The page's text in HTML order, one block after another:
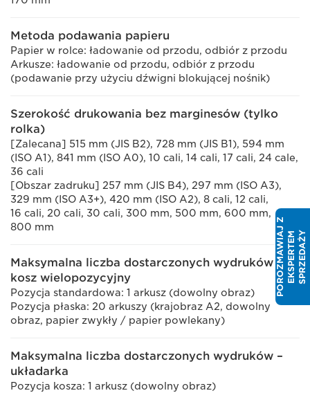
Metoda podawania papieru
Papier w rolce: ładowanie od przodu, odbiór z przodu
Arkusze: ładowanie od przodu, odbiór z przodu
(podawanie przy użyciu dźwigni blokującej nośnik)
Szerokość drukowania bez marginesów (tylko
rolka)
[Zalecana] 515 mm (JIS B2), 728 mm (JIS B1), 594 mm
(ISO A1), 841 mm (ISO A0), 10 cali, 14 cali, 17 cali, 24 cale,
36 cali
[Obszar zadruku] 257 mm (JIS B4), 297 mm (ISO A3),
329 mm (ISO A3+), 420 mm (ISO A2), 8 cali, 12 cali,
16 cali, 20 cali, 30 cali, 300 mm, 500 mm, 600 mm,
800 mm
Maksymalna liczba dostarczonych wydruków –
kosz wielopozycyjny
Pozycja standardowa: 1 arkusz (dowolny obraz)
Pozycja płaska: 20 arkuszy (krajobraz A2, dowolny
obraz, papier zwykły / papier powlekany)
Maksymalna liczba dostarczonych wydruków –
układarka
Pozycja kosza: 1 arkusz (dowolny obraz)
P
O
R
O
Z
M
A
W
IA
J
Z
E
K
S
P
E
R
T
EM
S
P
R
Z
E
D
A
Ż Y